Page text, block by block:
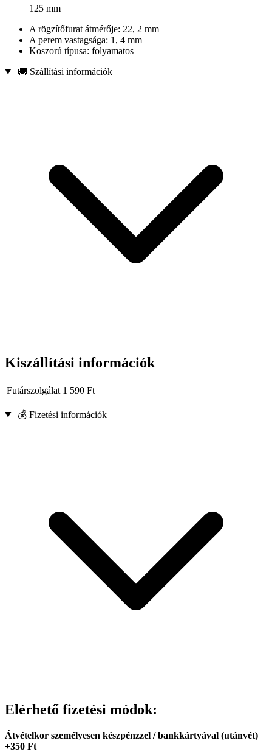
125 mm
A rögzítőfurat átmérője: 22, 2 mm
A perem vastagsága: 1, 4 mm
Koszorú típusa: folyamatos
🚚 Szállítási információk
Kiszállítási információk
Futárszolgálat 1 590 Ft
💰 Fizetési információk
Elérhető fizetési módok:
Átvételkor személyesen készpénzzel / bankkártyával (utánvét)
+350 Ft